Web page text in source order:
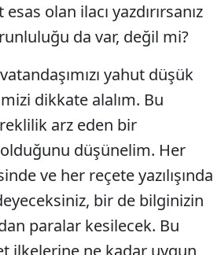
olan ilacı yazdırırsanız
da var, değil mi?
yahut düşük
dikkate alalım. Bu
arz eden bir
olduğunu düşünelim. Her
ve her reçete yazılışında
bir de bilginizin
paralar kesilecek. Bu